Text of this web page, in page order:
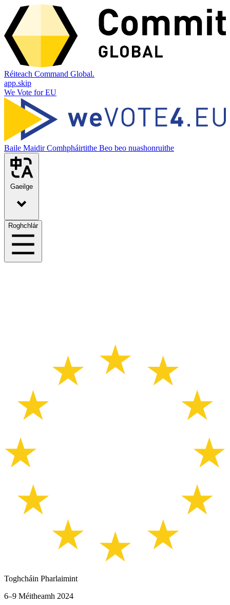
Réiteach Command Global.
app.skip
We Vote for EU
Baile MaidirComhpháirtithe Beo beo nuashonruithe
Gaeilge
Roghchlár
Toghcháin Pharlaimint
6–9 Méitheamh 2024